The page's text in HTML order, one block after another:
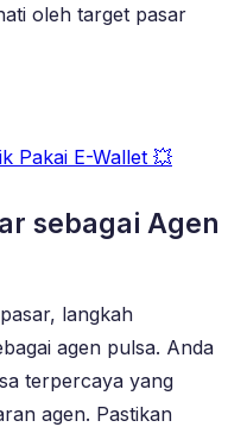
oleh target pasar
Pakai E-Wallet 💥
sebagai Agen
langkah
agen pulsa. Anda
terpercaya yang
agen. Pastikan